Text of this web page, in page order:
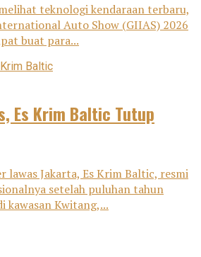
teknologi kendaraan terbaru,
Auto Show (GIIAS) 2026
buat para...
Es Krim Baltic Tutup
lawas Jakarta, Es Krim Baltic, resmi
setelah puluhan tahun
kawasan Kwitang,...